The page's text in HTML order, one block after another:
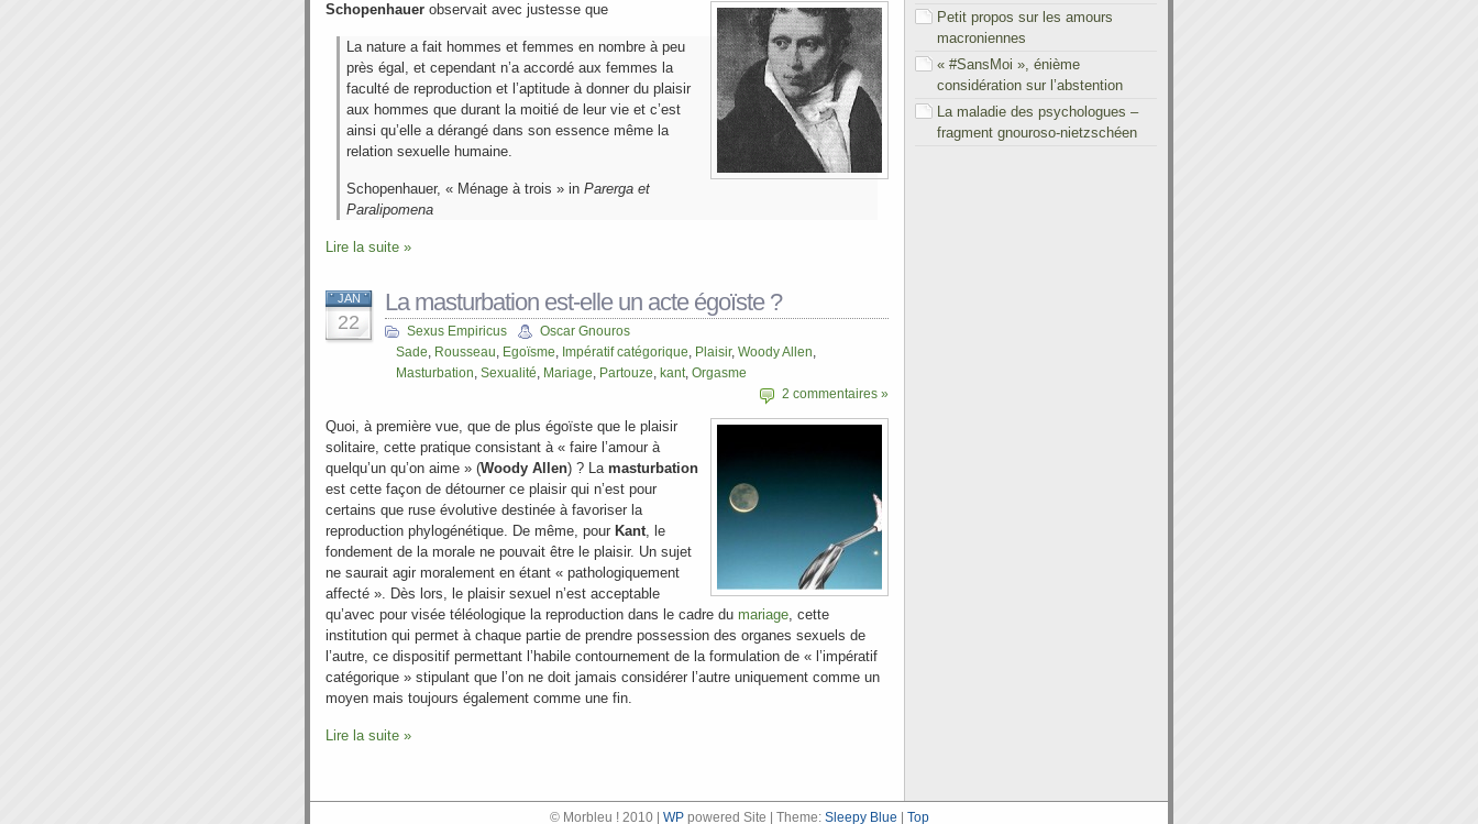
Schopenhauer observait avec justesse que
La nature a fait hommes et femmes en nombre à peu
près égal, et cependant n’a accordé aux femmes la
faculté de reproduction et l’aptitude à donner du plaisir
aux hommes que durant la moitié de leur vie et c’est
ainsi qu’elle a dérangé dans son essence même la
relation sexuelle humaine.
Schopenhauer, « Ménage à trois » in Parerga et
Paralipomena
Lire la suite »
JAN
22
La masturbation est-elle un acte égoïste ?
Sexus Empiricus
Oscar Gnouros
Sade, Rousseau, Egoïsme, Impératif catégorique, Plaisir, Woody Allen,
Masturbation, Sexualité, Mariage, Partouze, kant, Orgasme
2 commentaires »
Quoi, à première vue, que de plus égoïste que le plaisir
solitaire, cette pratique consistant à « faire l’amour à
quelqu’un qu’on aime » (Woody Allen) ? La masturbation
est cette façon de détourner ce plaisir qui n’est pour
certains que ruse évolutive destinée à favoriser la
reproduction phylogénétique. De même, pour Kant, le
fondement de la morale ne pouvait être le plaisir. Un sujet
ne saurait agir moralement en étant « pathologiquement
affecté ». Dès lors, le plaisir sexuel n’est acceptable
qu’avec pour visée téléologique la reproduction dans le cadre du mariage, cette
institution qui permet à chaque partie de prendre possession des organes sexuels de
l’autre, ce dispositif permettant l’habile contournement de la formulation de « l’impératif
catégorique » stipulant que l’on ne doit jamais considérer l’autre uniquement comme un
moyen mais toujours également comme une fin.
Lire la suite »
Petit propos sur les amours
macroniennes
« #SansMoi », énième
considération sur l’abstention
La maladie des psychologues –
fragment gnouroso-nietzschéen
© Morbleu ! 2010 | WPpowered Site | Theme: Sleepy Blue Top